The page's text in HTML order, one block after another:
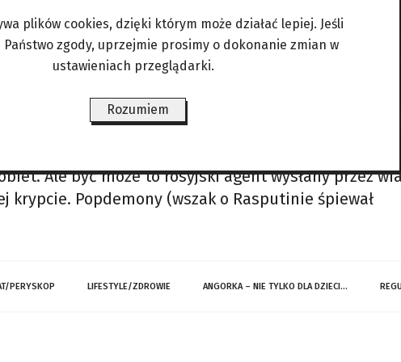
wydarzyć, a nagłaśnia właśnie teraz, jest
ukrycie ich podczas kampanii, kiedy
choć też potężnymi, jak zapewniono. Do czego
doradca cara robi w dzisiejszej Warszawie?
Ale być może to rosyjski agent wysłany przez
krypcie. Popdemony (wszak o Rasputinie śpiewał
PERYSKOP LIFESTYLE/ZDROWIE ANGORKA – NIE TYLKO DLA DZIECI…
plików cookies, dzięki którym może działać lepiej. Jeśli
Państwo zgody, uprzejmie prosimy o dokonanie zmian w
ustawieniach przeglądarki.
Rozumiem